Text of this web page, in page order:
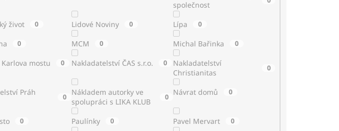
společnost
život 0 Lidové Noviny 0 Lípa 0
0 MCM 0 Michal Bařinka 0
mostu 0 Nakladatelství ČAS s.r.o. 0
Nakladatelství
Christianitas
0
Práh
0
Nákladem autorky ve
spolupráci s LIKA KLUB
0 Návrat domů 0
0 Paulínky 0 Pavel Mervart 0